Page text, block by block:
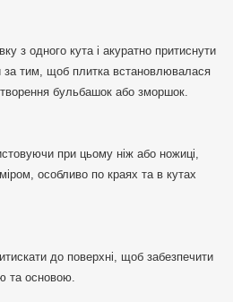
з одного кута і акуратно притиснути
за тим, щоб плитка встановлювалася
бульбашок або зморшок.
при цьому ніж або ножиці,
особливо по краях та в кутах
до поверхні, щоб забезпечити
та основою.